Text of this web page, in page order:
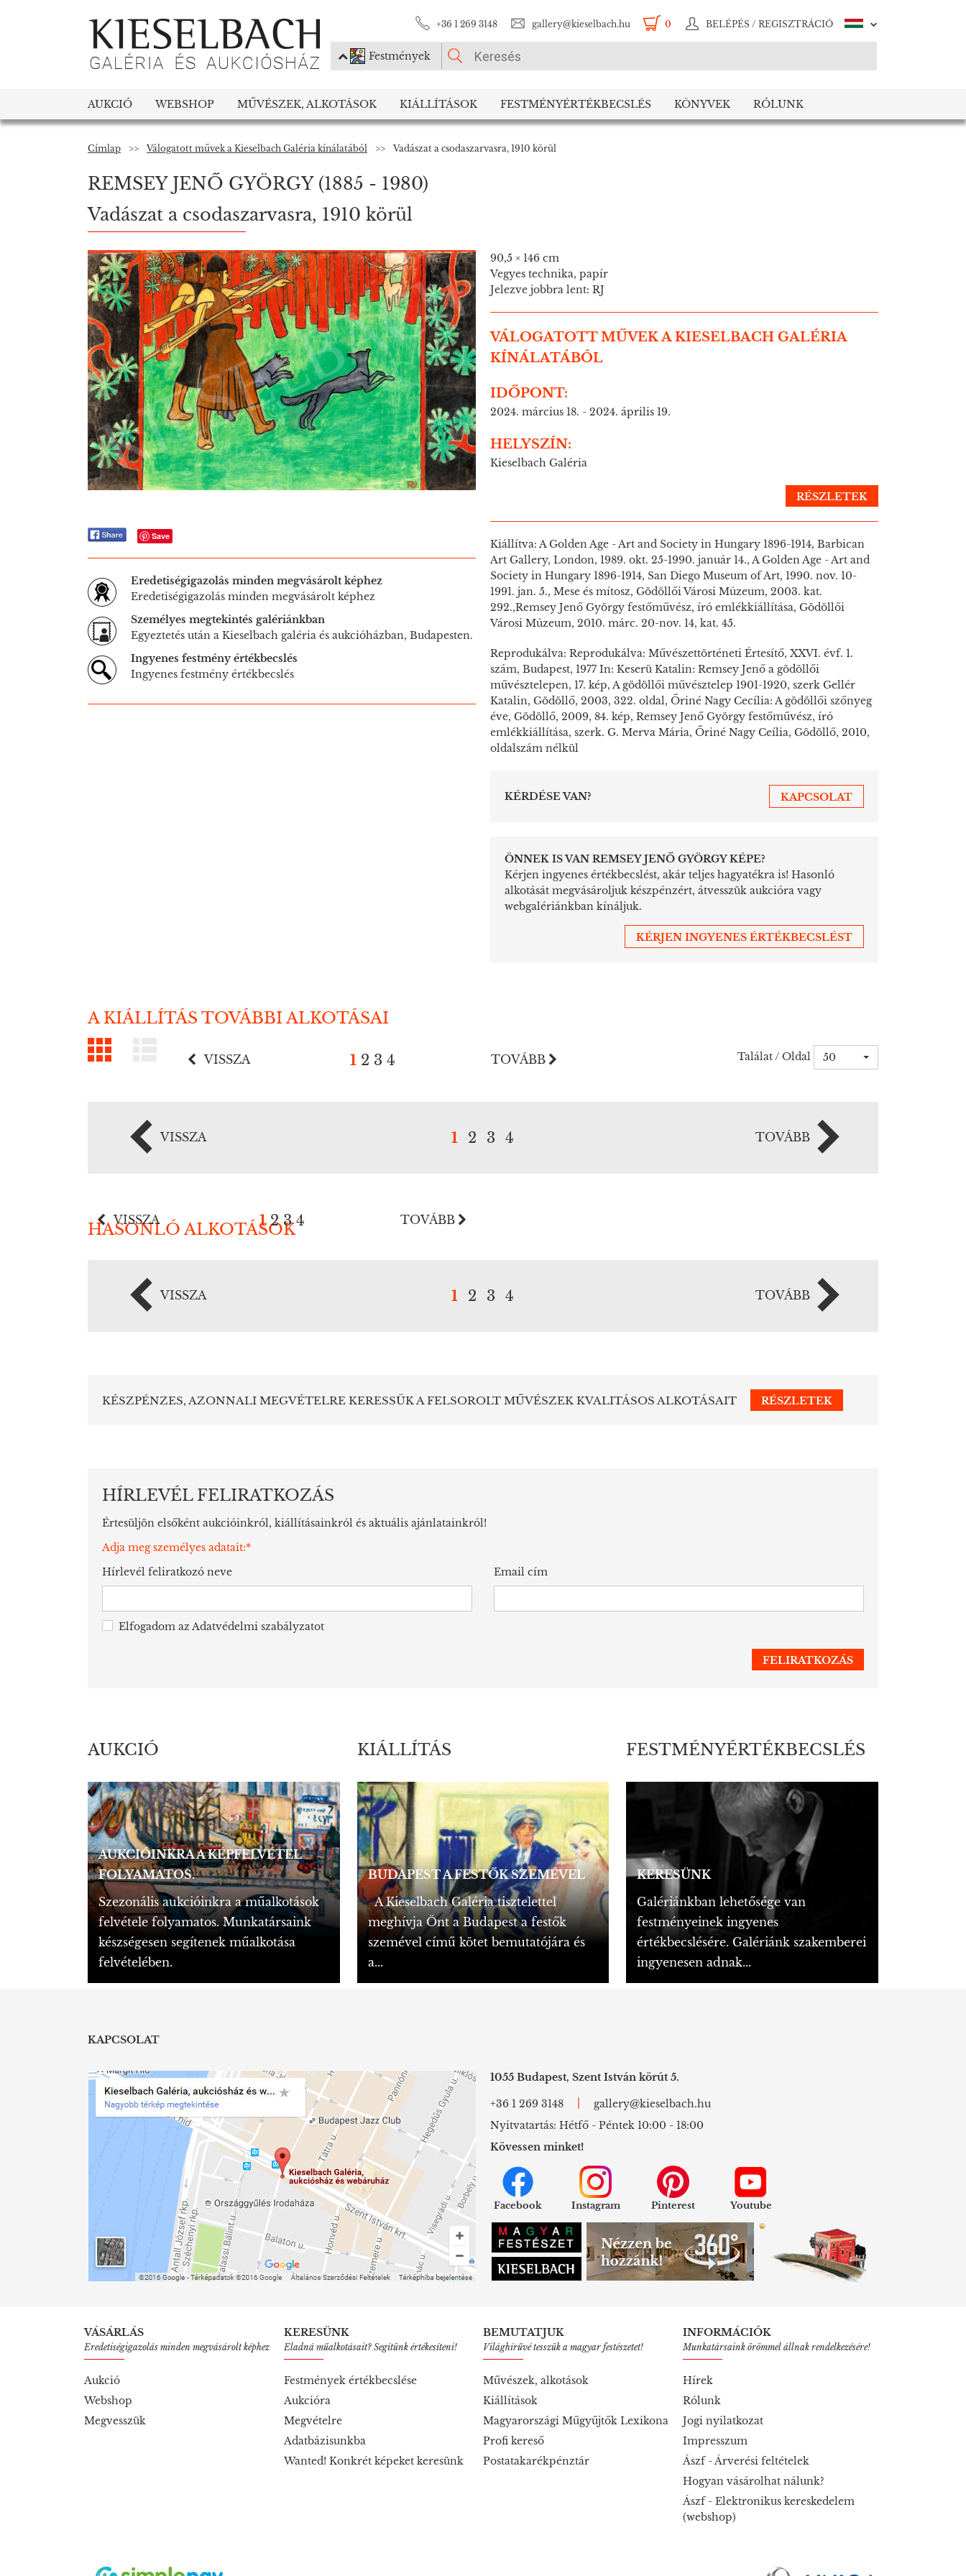
+36 1 269 3148 gallery@kieselbach.hu 0 BELÉPÉS / REGISZTRÁCIÓ
Festmények
Festmények
AUKCIÓ WEBSHOP MŰVÉSZEK, ALKOTÁSOK KIÁLLÍTÁSOK FESTMÉNYÉRTÉKBECSLÉS KÖNYVEK RÓLUNK
Címlap >> Válogatott művek a Kieselbach Galéria kínálatából >> Vadászat a csodaszarvasra, 1910 körül
REMSEY JENŐ GYÖRGY (1885 - 1980)
Vadászat a csodaszarvasra, 1910 körül
Save
Eredetiségigazolás minden megvásárolt képhez
Eredetiségigazolás minden megvásárolt képhez
Személyes megtekintés galériánkban
Egyeztetés után a Kieselbach galéria és aukcióházban, Budapesten.
Ingyenes festmény értékbecslés
Ingyenes festmény értékbecslés
90,5 × 146 cm
Vegyes technika, papír
Jelezve jobbra lent: RJ
VÁLOGATOTT MŰVEK A KIESELBACH GALÉRIA
KÍNÁLATÁBÓL
IDŐPONT:
2024. március 18. - 2024. április 19.
HELYSZÍN:
Kieselbach Galéria
RÉSZLETEK
Kiállítva: A Golden Age - Art and Society in Hungary 1896-1914, Barbican
Art Gallery, London, 1989. okt. 25-1990. január 14., A Golden Age - Art and
Society in Hungary 1896-1914, San Diego Museum of Art, 1990. nov. 10-
1991. jan. 5., Mese és mítosz, Gödöllői Városi Múzeum, 2003. kat.
292.,Remsey Jenő György festőművész, író emlékkiállítása, Gödöllői
Városi Múzeum, 2010. márc. 20-nov. 14, kat. 45.
Reprodukálva: Reprodukálva: Művészettörténeti Értesítő, XXVI. évf. 1.
szám, Budapest, 1977 In: Keserü Katalin: Remsey Jenő a gödöllői
művésztelepen, 17. kép, A gödöllői művésztelep 1901-1920, szerk Gellér
Katalin, Gödöllő, 2003, 322. oldal, Őriné Nagy Cecília: A gödöllői szőnyeg
éve, Gödöllő, 2009, 84. kép, Remsey Jenő György festőművész, író
emlékkiállítása, szerk. G. Merva Mária, Őriné Nagy Ceília, Gödöllő, 2010,
oldalszám nélkül
KÉRDÉSE VAN? KAPCSOLAT
ÖNNEK IS VAN REMSEY JENŐ GYÖRGY KÉPE?
Kérjen ingyenes értékbecslést, akár teljes hagyatékra is! Hasonló
alkotását megvásároljuk készpénzért, átvesszük aukcióra vagy
webgalériánkban kínáljuk.
KÉRJEN INGYENES ÉRTÉKBECSLÉST
A KIÁLLÍTÁS TOVÁBBI ALKOTÁSAI
Találat / Oldal 50
VISSZA 1 2 3 4 TOVÁBB
VISSZA 1 2 3 4 TOVÁBB
HASONLÓ ALKOTÁSOK
VISSZA 1 2 3 4 TOVÁBB
VISSZA 1 2 3 4 TOVÁBB
KÉSZPÉNZES, AZONNALI MEGVÉTELRE KERESSÜK A FELSOROLT MŰVÉSZEK KVALITÁSOS ALKOTÁSAIT RÉSZLETEK
HÍRLEVÉL FELIRATKOZÁS
Értesüljön elsőként aukcióinkról, kiállításainkról és aktuális ajánlatainkról!
Adja meg személyes adatait:*
Hírlevél feliratkozó neve
Email cím
Elfogadom azAdatvédelmi szabályzatot
AUKCIÓ
AUKCIÓINKRA A KÉPFELVÉTEL
FOLYAMATOS.
Szezonális aukcióinkra a műalkotások
felvétele folyamatos. Munkatársaink
készségesen segítenek műalkotása
felvételében.
KIÁLLÍTÁS
BUDAPEST A FESTŐK SZEMÉVEL
A Kieselbach Galéria tisztelettel
meghívja Önt a Budapest a festők
szemével című kötet bemutatójára és
a...
FESTMÉNYÉRTÉKBECSLÉS
KERESÜNK
Galériánkban lehetősége van
festményeinek ingyenes
értékbecslésére. Galériánk szakemberei
ingyenesen adnak...
KAPCSOLAT
1055 Budapest, Szent István körút 5.
+36 1 269 3148
gallery@kieselbach.hu
Nyitvatartás: Hétfő - Péntek 10:00 - 18:00
Kövessen minket!
Facebook Instagram Pinterest Youtube
VÁSÁRLÁS
Eredetiségigazolás minden megvásárolt képhez
Aukció
Webshop
Megvesszük
KERESÜNK
Eladná műalkotásait? Segítünk értékesíteni!
Festmények értékbecslése
Aukcióra
Megvételre
Adatbázisunkba
Wanted! Konkrét képeket keresünk
BEMUTATJUK
Világhírűvé tesszük a magyar festészetet!
Művészek, alkotások
Kiállítások
Magyarországi Műgyűjtők Lexikona
Profi kereső
Postatakarékpénztár
INFORMÁCIÓK
Munkatársaink örömmel állnak rendelkezésére!
Hírek
Rólunk
Jogi nyilatkozat
Impresszum
Ászf - Árverési feltételek
Hogyan vásárolhat nálunk?
Ászf - Elektronikus kereskedelem
(webshop)